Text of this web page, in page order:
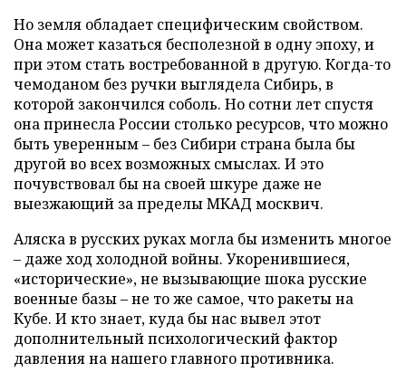
Но земля обладает специфическим свойством.
Она может казаться бесполезной в одну эпоху, и
при этом стать востребованной в другую. Когда-то
чемоданом без ручки выглядела Сибирь, в
которой закончился соболь. Но сотни лет спустя
она принесла России столько ресурсов, что можно
быть уверенным – без Сибири страна была бы
другой во всех возможных смыслах. И это
почувствовал бы на своей шкуре даже не
выезжающий за пределы МКАД москвич.
Аляска в русских руках могла бы изменить многое
– даже ход холодной войны. Укоренившиеся,
«исторические», не вызывающие шока русские
военные базы – не то же самое, что ракеты на
Кубе. И кто знает, куда бы нас вывел этот
дополнительный психологический фактор
давления на нашего главного противника.